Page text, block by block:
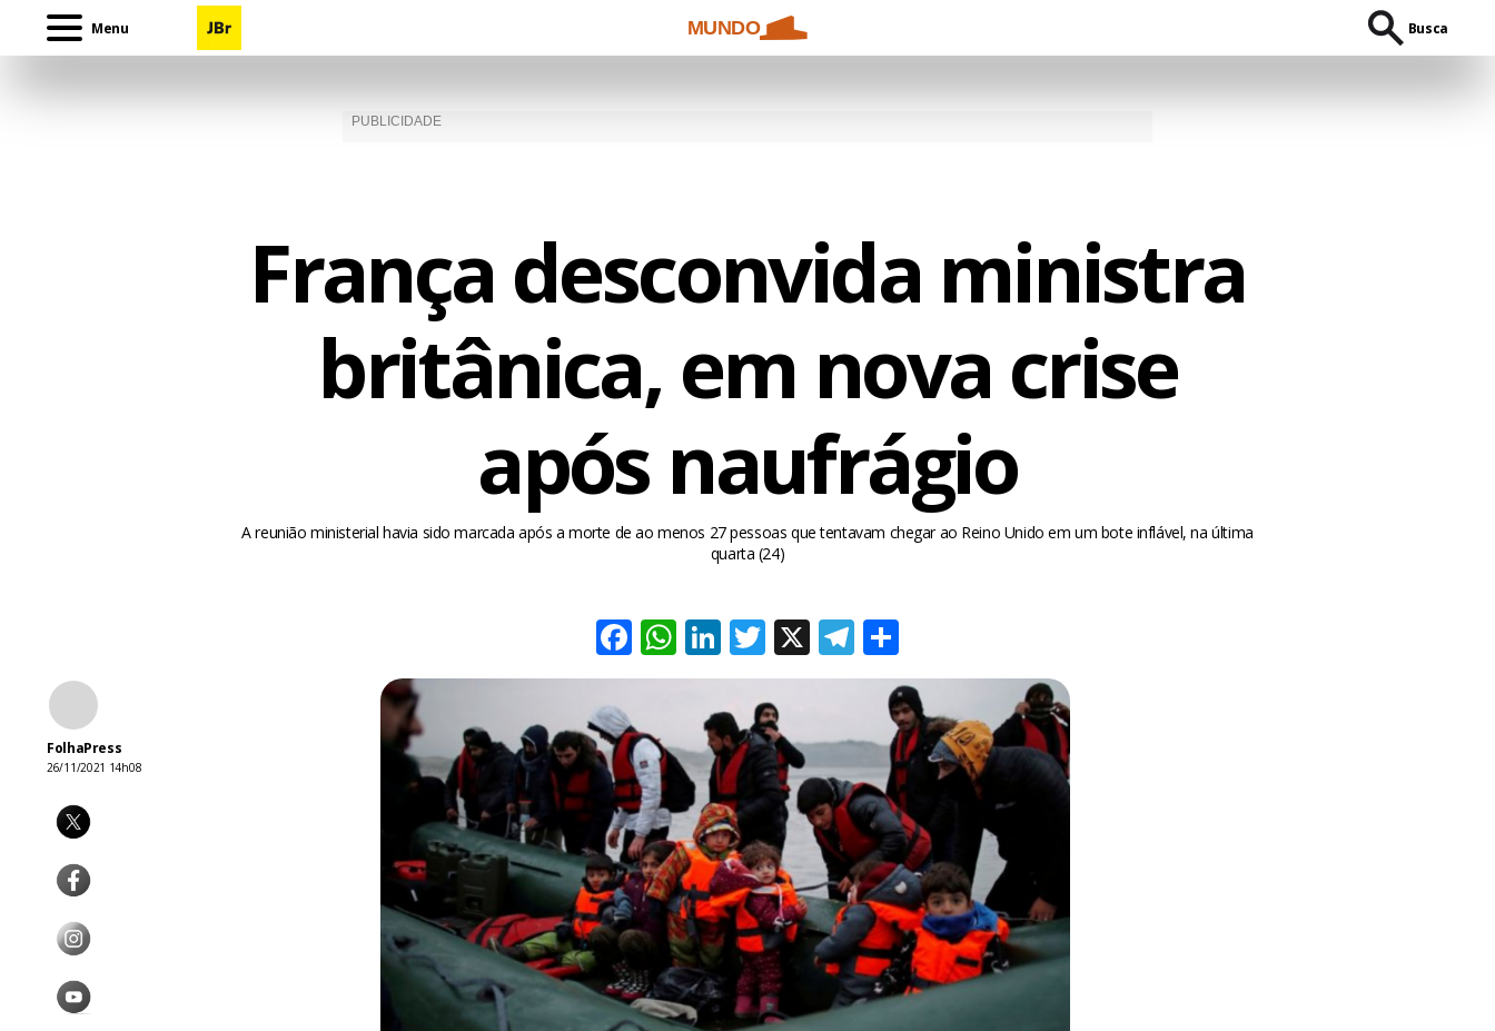
Menu MUNDO Busca
França desconvida ministra
britânica, em nova crise
após naufrágio
A reunião ministerial havia sido marcada após a morte de ao menos 27 pessoas que tentavam chegar ao Reino Unido em um bote inflável, na última
quarta (24)
Facebook
WhatsApp
LinkedIn
Twitter
X Telegram
FolhaPress
26/11/2021 14h08